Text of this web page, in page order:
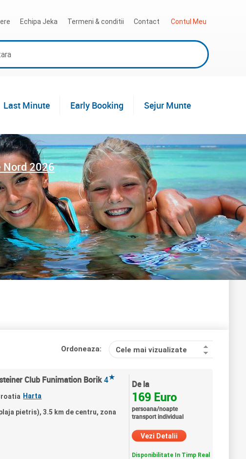
Echipa Jeka Termeni & conditii Contact Contul Meu
Last Minute Early Booking Sejur Munte
Nord 2026
Ordoneaza: Cele mai vizualizate
De la
169 Euro
persoana/noapte
transport individual
Vezi Detalii
Disponibilitate In Timp Real
Club Funimation Borik 4★
Harta
pietris), 3.5 km de centru, zona